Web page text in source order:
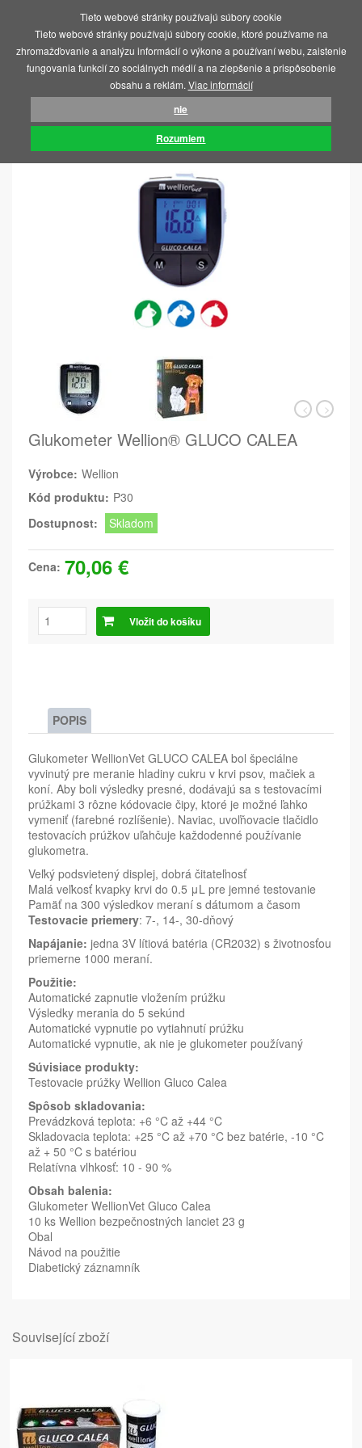
ÚVOD GLUKOMERY
Glukometer Wellion® GLUCO CALEA
Výrobce: Wellion
Kód produktu: P30
Dostupnost:
Skladom
Cena: 70,06 €
Vložit do košíku
POPIS
Glukometer WellionVet GLUCO CALEA bol špeciálne
vyvinutý pre meranie hladiny cukru v krvi psov, mačiek a
koní. Aby boli výsledky presné, dodávajú sa s testovacími
prúžkami 3 rôzne kódovacie čipy, ktoré je možné ľahko
vymeniť (farebné rozlíšenie). Naviac, uvoľňovacie tlačidlo
testovacích prúžkov uľahčuje každodenné používanie
glukometra.
Veľký podsvietený displej, dobrá čitateľnosť
Malá veľkosť kvapky krvi do 0.5 μL pre jemné testovanie
Pamäť na 300 výsledkov meraní s dátumom a časom
Testovacie priemery: 7-, 14-, 30-dňový
Napájanie: jedna 3V lítiová batéria (CR2032) s životnosťou
priemerne 1000 meraní.
Použitie:
Automatické zapnutie vložením prúžku
Výsledky merania do 5 sekúnd
Automatické vypnutie po vytiahnutí prúžku
Automatické vypnutie, ak nie je glukometer používaný
Súvisiace produkty:
Testovacie prúžky Wellion Gluco Calea
Spôsob skladovania:
Prevádzková teplota: +6 °C až +44 °C
Skladovacia teplota: +25 °C až +70 °C bez batérie, -10 °C
až + 50 °C s batériou
Relatívna vlhkosť: 10 - 90 %
Obsah balenia:
Glukometer WellionVet Gluco Calea
10 ks Wellion bezpečnostných lanciet 23 g
Obal
Návod na použitie
Diabetický záznamník
Související zboží
Tieto webové stránky používajú súbory cookie
Tieto webové stránky používajú súbory cookie, ktoré používame na
zhromažďovanie a analýzu informácií o výkone a používaní webu, zaistenie
fungovania funkcií zo sociálnych médií a na zlepšenie a prispôsobenie
obsahu a reklám. Viac informácií
nie
Rozumiem